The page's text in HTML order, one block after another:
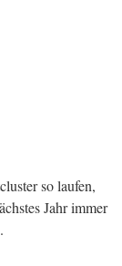
so laufen,
Jahr immer